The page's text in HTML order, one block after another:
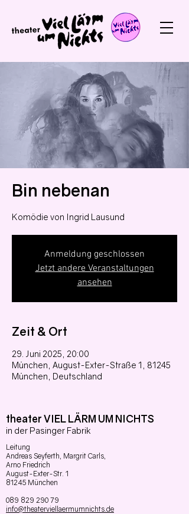
Bin nebenan
Komödie von Ingrid Lausund
Anmeldung geschlossen
Jetzt andere Veranstaltungen
ansehen
Zeit & Ort
29. Juni 2025, 20:00
München, August-Exter-Straße 1, 81245
München, Deutschland
theater VIEL LÄRM UM NICHTS
in der Pasinger Fabrik
Leitung
Andreas Seyferth, Margrit Carls,
Arno Friedrich
August-Exter-Str. 1
81245 München
089 829 290 79
info@theaterviellaermumnichts.de